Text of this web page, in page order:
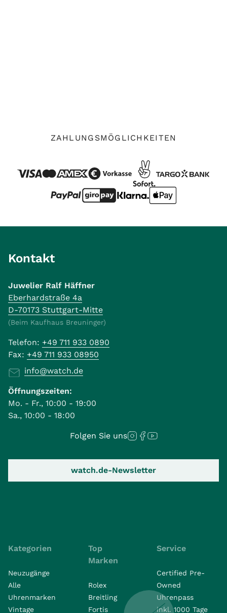
ZAHLUNGSMÖGLICHKEITEN
Kontakt
Juwelier Ralf Häffner
Eberhardstraße 4a
D-70173 Stuttgart-Mitte
(Beim Kaufhaus Breuninger)
Telefon: +49 711 933 0890
Fax: +49 711 933 08950
info@watch.de
Öffnungszeiten:
Mo. - Fr., 10:00 - 19:00
Sa., 10:00 - 18:00
Folgen Sie uns
watch.de-Newsletter
Kategorien
Neuzugänge
Alle
Uhrenmarken
Vintage
Top
Marken
Rolex
Breitling
Fortis
Service
Certified Pre-
Owned
Uhrenpass
inkl. 1000 Tage